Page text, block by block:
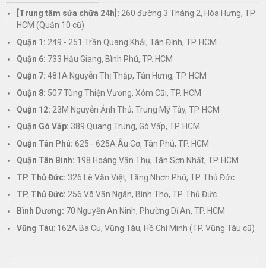
[Trung tâm sửa chữa 24h]: 260 đường 3 Tháng 2, Hòa Hưng, TP.
HCM (Quận 10 cũ)
Quận 1: 249 - 251 Trần Quang Khải, Tân Định, TP. HCM
Quận 6: 733 Hậu Giang, Bình Phú, TP. HCM
Quận 7: 481A Nguyễn Thị Thập, Tân Hưng, TP. HCM
Quận 8: 507 Tùng Thiện Vương, Xóm Cũi, TP. HCM
Quận 12: 23M Nguyễn Ảnh Thủ, Trung Mỹ Tây, TP. HCM
Quận Gò Vấp: 389 Quang Trung, Gò Vấp, TP. HCM
Quận Tân Phú: 625 - 625A Âu Cơ, Tân Phú, TP. HCM
Quận Tân Bình: 198 Hoàng Văn Thụ, Tân Sơn Nhất, TP. HCM
TP. Thủ Đức: 326 Lê Văn Việt, Tăng Nhơn Phú, TP. Thủ Đức
TP. Thủ Đức: 256 Võ Văn Ngân, Bình Thọ, TP. Thủ Đức
Bình Dương: 70 Nguyễn An Ninh, Phường Dĩ An, TP. HCM
Vũng Tàu: 162A Ba Cu, Vũng Tàu, Hồ Chí Minh (TP. Vũng Tàu cũ)